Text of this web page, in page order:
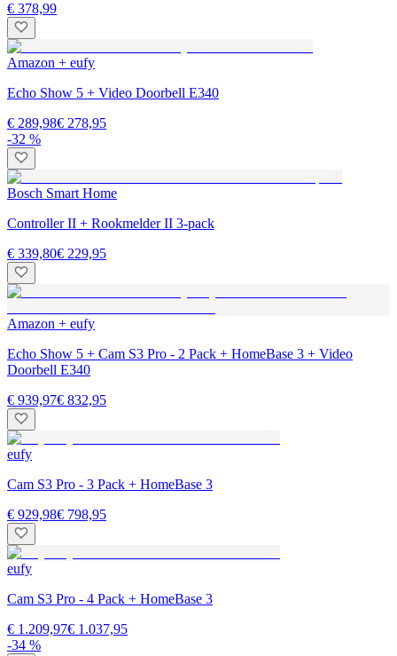
€ 378,99
Amazon + eufy
Echo Show 5 + Video Doorbell E340
€ 289,98€ 278,95
-32 %
Bosch Smart Home
Controller II + Rookmelder II 3-pack
€ 339,80€ 229,95
Amazon + eufy
Echo Show 5 + Cam S3 Pro - 2 Pack + HomeBase 3 + Video
Doorbell E340
€ 939,97€ 832,95
eufy
Cam S3 Pro - 3 Pack + HomeBase 3
€ 929,98€ 798,95
eufy
Cam S3 Pro - 4 Pack + HomeBase 3
€ 1.209,97€ 1.037,95
-34 %